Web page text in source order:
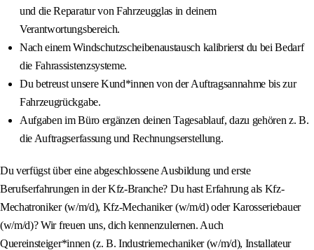
und die Reparatur von Fahrzeugglas in deinem
Verantwortungsbereich.
Nach einem Windschutzscheibenaustausch kalibrierst du bei Bedarf
die Fahrassistenzsysteme.
Du betreust unsere Kund*innen von der Auftragsannahme bis zur
Fahrzeugrückgabe.
Aufgaben im Büro ergänzen deinen Tagesablauf, dazu gehören z. B.
die Auftragserfassung und Rechnungserstellung.
Du verfügst über eine abgeschlossene Ausbildung und erste
Berufserfahrungen in der Kfz-Branche? Du hast Erfahrung als Kfz-
Mechatroniker (w/m/d), Kfz-Mechaniker (w/m/d) oder Karosseriebauer
(w/m/d)? Wir freuen uns, dich kennenzulernen. Auch
Quereinsteiger*innen (z. B. Industriemechaniker (w/m/d), Installateur